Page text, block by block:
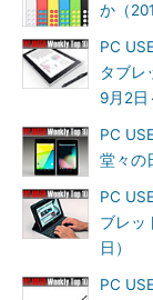
か（
PC
タブ
9月2日
PC
堂々の
PC
ブレッ
日）
PC